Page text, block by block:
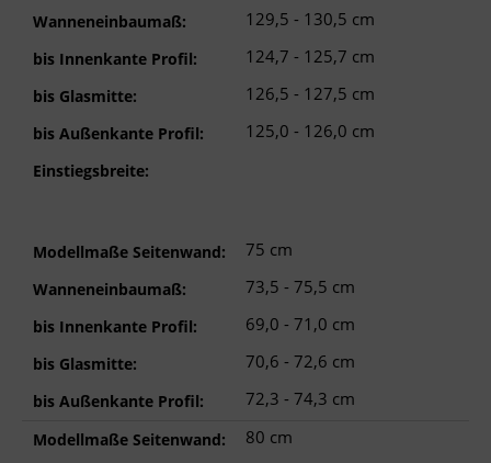
Wanneneinbaumaß: 129,5 - 130,5 cm
bis Innenkante Profil: 124,7 - 125,7 cm
bis Glasmitte: 126,5 - 127,5 cm
bis Außenkante Profil: 125,0 - 126,0 cm
Einstiegsbreite:
Modellmaße Seitenwand: 75 cm
Wanneneinbaumaß: 73,5 - 75,5 cm
bis Innenkante Profil: 69,0 - 71,0 cm
bis Glasmitte: 70,6 - 72,6 cm
bis Außenkante Profil: 72,3 - 74,3 cm
Modellmaße Seitenwand: 80 cm